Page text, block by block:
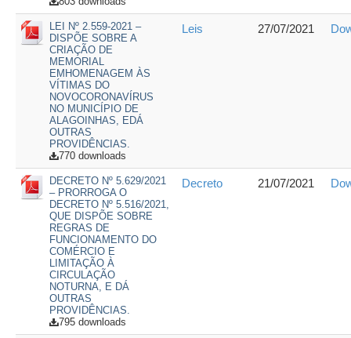
LEI Nº 2.559-2021 –
DISPÕE SOBRE A
CRIAÇÃO DE
MEMORIAL
EMHOMENAGEM ÀS
VÍTIMAS DO
NOVOCORONAVÍRUS
NO MUNICÍPIO DE
ALAGOINHAS, EDÁ
OUTRAS
PROVIDÊNCIAS.
770 downloads
Leis 27/07/2021
DECRETO Nº 5.629/2021
– PRORROGA O
DECRETO Nº 5.516/2021,
QUE DISPÕE SOBRE
REGRAS DE
FUNCIONAMENTO DO
COMÉRCIO E
LIMITAÇÃO À
CIRCULAÇÃO
NOTURNA, E DÁ
OUTRAS
PROVIDÊNCIAS.
795 downloads
Decreto 21/07/2021